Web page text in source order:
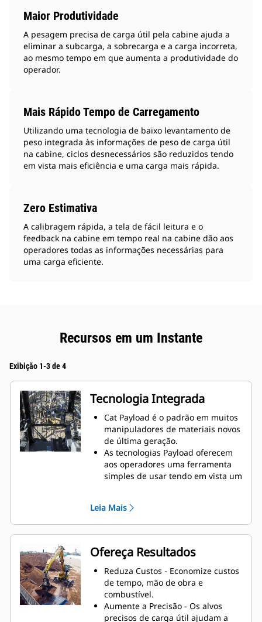
Maior Produtividade
A pesagem precisa de carga útil pela cabine ajuda a
eliminar a subcarga, a sobrecarga e a carga incorreta,
ao mesmo tempo em que aumenta a produtividade do
operador.
Mais Rápido Tempo de Carregamento
Utilizando uma tecnologia de baixo levantamento de
peso integrada às informações de peso de carga útil
na cabine, ciclos desnecessários são reduzidos tendo
em vista mais eficiência e uma carga mais rápida.
Zero Estimativa
A calibragem rápida, a tela de fácil leitura e o
feedback na cabine em tempo real na cabine dão aos
operadores todas as informações necessárias para
uma carga eficiente.
Recursos em um Instante
Exibição 1-3 de 4
Tecnologia Integrada
Cat Payload é o padrão em muitos
manipuladores de materiais novos
de última geração.
As tecnologias Payload oferecem
aos operadores uma ferramenta
simples de usar tendo em vista um
pesos da garra e do caminhão,
enquanto rastreia as contagens de
carga e os movimentos de
material.
O Cat Payload funciona com uma
ampla gama de acessórios de
ferramenta de trabalho, incluindo
garras tipo laranja, garras tipo
concha, garras para demoliçãoe
de separação.
Leia Mais
Ofereça Resultados
Reduza Custos - Economize custos
de tempo, mão de obra e
combustível.
Aumente a Precisão - Os alvos
precisos de carga útil ajudam a